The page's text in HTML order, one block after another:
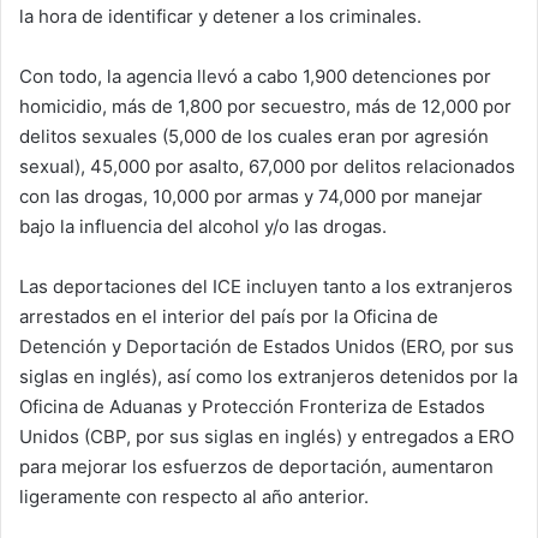
la hora de identificar y detener a los criminales.
Con todo, la agencia llevó a cabo 1,900 detenciones por
homicidio, más de 1,800 por secuestro, más de 12,000 por
delitos sexuales (5,000 de los cuales eran por agresión
sexual), 45,000 por asalto, 67,000 por delitos relacionados
con las drogas, 10,000 por armas y 74,000 por manejar
bajo la influencia del alcohol y/o las drogas.
Las deportaciones del ICE incluyen tanto a los extranjeros
arrestados en el interior del país por la Oficina de
Detención y Deportación de Estados Unidos (ERO, por sus
siglas en inglés), así como los extranjeros detenidos por la
Oficina de Aduanas y Protección Fronteriza de Estados
Unidos (CBP, por sus siglas en inglés) y entregados a ERO
para mejorar los esfuerzos de deportación, aumentaron
ligeramente con respecto al año anterior.